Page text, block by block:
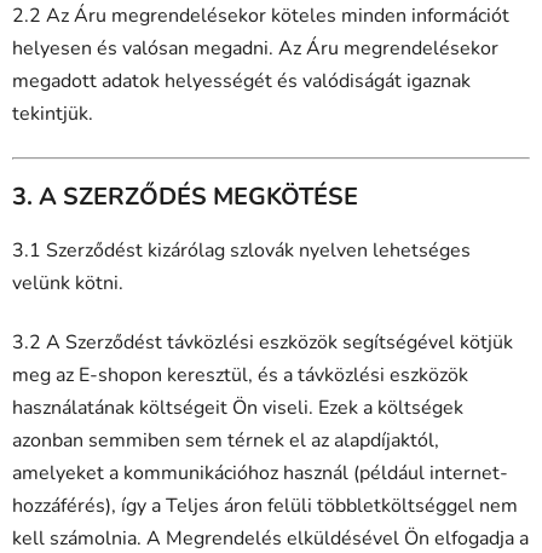
2.2 Az Áru megrendelésekor köteles minden információt
helyesen és valósan megadni. Az Áru megrendelésekor
megadott adatok helyességét és valódiságát igaznak
tekintjük.
3. A SZERZŐDÉS MEGKÖTÉSE
3.1 Szerződést kizárólag szlovák nyelven lehetséges
velünk kötni.
3.2 A Szerződést távközlési eszközök segítségével kötjük
meg az E-shopon keresztül, és a távközlési eszközök
használatának költségeit Ön viseli. Ezek a költségek
azonban semmiben sem térnek el az alapdíjaktól,
amelyeket a kommunikációhoz használ (például internet-
hozzáférés), így a Teljes áron felüli többletköltséggel nem
kell számolnia. A Megrendelés elküldésével Ön elfogadja a